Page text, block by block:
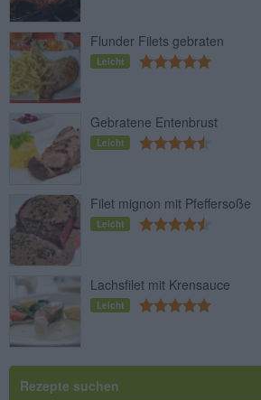
Flunder Filets gebraten
Leicht
Gebratene Entenbrust
Leicht
Filet mignon mit Pfeffersoße
Leicht
Lachsfilet mit Krensauce
Leicht
Rezepte suchen